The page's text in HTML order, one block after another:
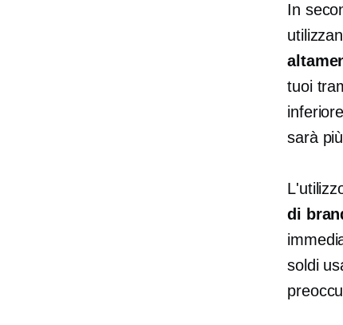
In
tuoi
sarà
di
soldi